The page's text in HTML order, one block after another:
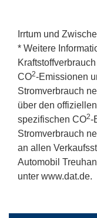
Irrtum und
* Weitere
CO2-Emissionen
Stromverbrauch
über den
spezifischen CO2-
Stromverbrauch
an allen
Automobil
unter www.dat.de.